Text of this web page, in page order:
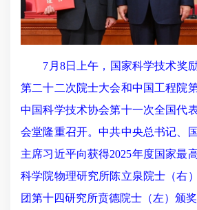
7月8日上午，国家科学技术奖励
第二十二次院士大会和中国工程院
中国科学技术协会第十一次全国代
会堂隆重召开。中共中央总书记、
主席习近平向获得2025年度国家最
科学院物理研究所陈立泉院士（右
团第十四研究所贲德院士（左）颁